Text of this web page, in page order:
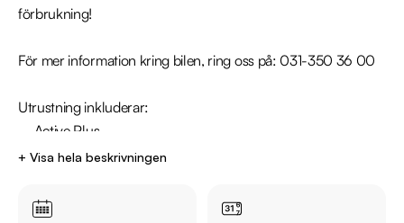
förbrukning!
För mer information kring bilen, ring oss på: 031-350 36 00
Utrustning inkluderar:
  - Motorvärmare med kupéuttag
+ Visa hela beskrivningen